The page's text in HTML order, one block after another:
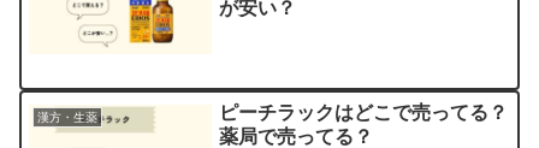
が安い？
漢方・生薬
ピーチラックはどこで売ってる？
薬局で売ってる？